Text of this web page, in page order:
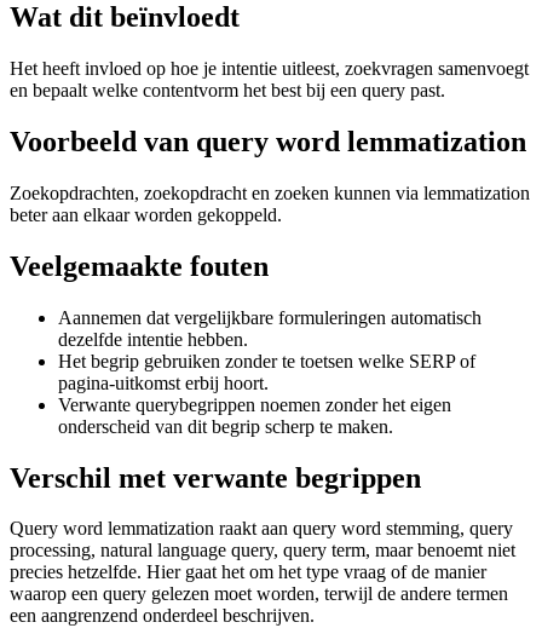
Wat dit beïnvloedt
Het heeft invloed op hoe je intentie uitleest, zoekvragen samenvoegt
en bepaalt welke contentvorm het best bij een query past.
Voorbeeld van query word lemmatization
Zoekopdrachten, zoekopdracht en zoeken kunnen via lemmatization
beter aan elkaar worden gekoppeld.
Veelgemaakte fouten
Aannemen dat vergelijkbare formuleringen automatisch
dezelfde intentie hebben.
Het begrip gebruiken zonder te toetsen welke SERP of
pagina-uitkomst erbij hoort.
Verwante querybegrippen noemen zonder het eigen
onderscheid van dit begrip scherp te maken.
Verschil met verwante begrippen
Query word lemmatization raakt aan query word stemming, query
processing, natural language query, query term, maar benoemt niet
precies hetzelfde. Hier gaat het om het type vraag of de manier
waarop een query gelezen moet worden, terwijl de andere termen
een aangrenzend onderdeel beschrijven.